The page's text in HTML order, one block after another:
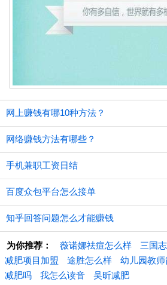
网上赚钱有哪10种方法？
网络赚钱方法有哪些？
手机兼职工资日结
百度众包平台怎么接单
知乎回答问题怎么才能赚钱
为你推荐： 薇诺娜祛痘怎么样 三国
减肥项目加盟
途胜怎么样 幼儿园教师
减肥吗
我怎么读音 吴昕减肥